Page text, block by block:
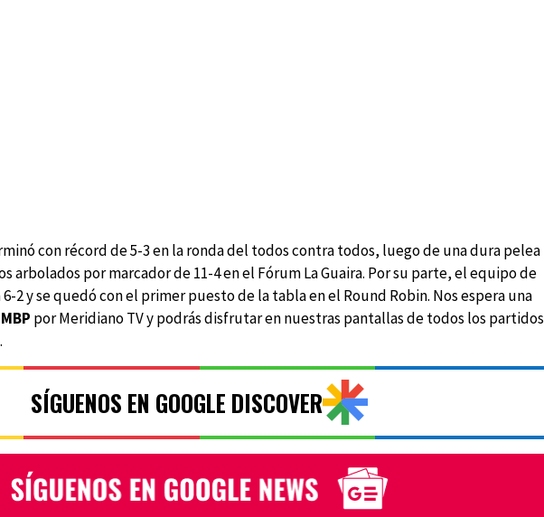
con récord de 5-3 en la ronda del todos contra todos, luego de una dura pelea
arbolados por marcador de 11-4 en el Fórum La Guaira. Por su parte, el equipo de
2 y se quedó con el primer puesto de la tabla en el Round Robin. Nos espera una
por Meridiano TV y podrás disfrutar en nuestras pantallas de todos los partidos
SÍGUENOS EN GOOGLE DISCOVER